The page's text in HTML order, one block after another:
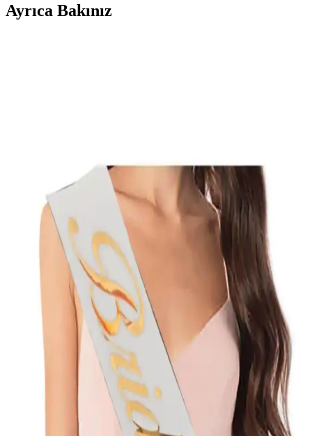
Ayrıca Bakınız
Kuşak Seti Detayları ve Değerlendirmesi
Happyland'in rosegold renkli taç ve kuşak seti, gelinlerin şıklığını
tamamlayan romantik ve zarif detaylar sunar. Kalite ve tasarım
arasındaki dengeyi göz önünde bulundurarak, özel günlerinizde
tercih edebilirsiniz.
Huzur Party Store Bride To Be Yazılı Kuşakları
Karşılaştırması ve En İyi Seçenekler
İki farklı Bride To Be yazılı kuşakını detaylıca karşılaştırıyoruz.
Kaliteleri, renkleri ve kullanıcı yorumlarıyla en uygun şıklık ve
kaliteyi sunan ürünleri bulmanızı sağlıyoruz.
ZEYMERADE Kırmızı Gelin Kuşağı: Geleneksel ve
Modern Tasarımın Zarif Buluşması
ZEYMERADE'nin kırmızı gelin kuşağı, geleneksel ve modern
tasarımlarla şıklığınızı tamamlayan, yüksek kaliteli ve esnek
yapısıyla düğün ve özel günlerde tercih edilen şık bir aksesuardır.